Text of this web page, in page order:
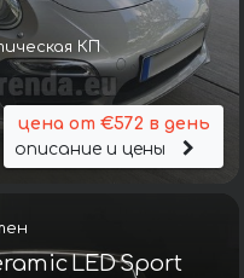
КП
цена от €572 в день
описание и цены
LED Sport